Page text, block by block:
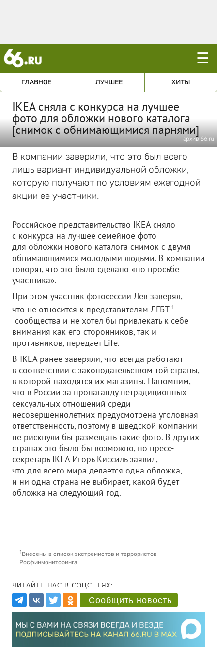
☰
ГЛАВНОЕ ЛУЧШЕЕ ХИТЫ
IKEA сняла с конкурса на лучшее
фото для обложки нового каталога
[снимок с обнимающимися парнями]
архив 66.ru
В компании заверили, что это был всего
лишь вариант индивидуальной обложки,
которую получают по условиям ежегодной
акции ее участники.
Российское представительство IKEA сняло
с конкурса на лучшее семейное фото
для обложки нового каталога снимок с двумя
обнимающимися молодыми людьми. В компании
говорят, что это было сделано «по просьбе
участника».
При этом участник фотосессии Лев заверял,
что не относится к представителям ЛГБТ 1
-сообщества и не хотел бы привлекать к себе
внимания как его сторонников, так и
противников, передает Life.
В IKEA ранее заверяли, что всегда работают
в соответствии с законодательством той страны,
в которой находятся их магазины. Напомним,
что в России за пропаганду нетрадиционных
сексуальных отношений среди
несовершеннолетних предусмотрена уголовная
ответственность, поэтому в шведской компании
не рискнули бы размещать такие фото. В других
странах это было бы возможно, но пресс-
секретарь IKEA Игорь Киссиль заявил,
что для всего мира делается одна обложка,
и ни одна страна не выбирает, какой будет
обложка на следующий год.
1Внесены в список экстремистов и террористов
Росфинмониторинга
ЧИТАЙТЕ НАС В СОЦСЕТЯХ:
Сообщить новость